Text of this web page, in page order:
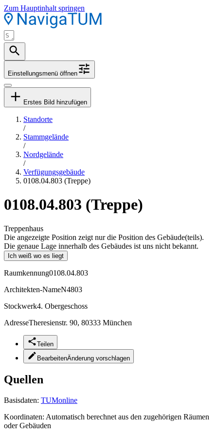
Zum Hauptinhalt springen
Einstellungsmenü öffnen
Erstes Bild hinzufügen
Standorte
/
Stammgelände
/
Nordgelände
/
Verfügungsgebäude
0108.04.803 (Treppe)
0108.04.803 (Treppe)
Treppenhaus
Die angezeigte Position zeigt nur die Position des Gebäude(teils).
Die genaue Lage innerhalb des Gebäudes ist uns nicht bekannt.
Ich weiß wo es liegt
Raumkennung0108.04.803
Architekten-NameN4803
Stockwerk4. Obergeschoss
AdresseTheresienstr. 90, 80333 München
Teilen
BearbeitenÄnderung vorschlagen
Quellen
Basisdaten: TUMonline
Koordinaten: Automatisch berechnet aus den zugehörigen Räumen
oder Gebäuden